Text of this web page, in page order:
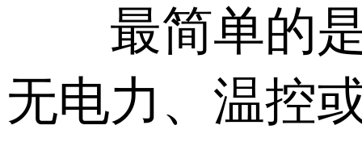
最简单的是
无电力、温控